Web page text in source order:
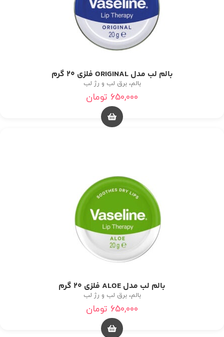
بالم لب مدل ORIGINAL فلزی 20 گرم
بالم، برق لب و رژ لب
650,000 تومان
بالم لب مدل ALOE فلزی 20 گرم
بالم، برق لب و رژ لب
650,000 تومان